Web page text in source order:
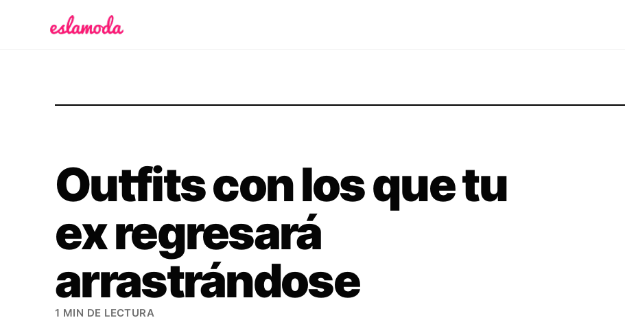
Outfits con los que tu
ex regresará
arrastrándose
1 MIN DE LECTURA